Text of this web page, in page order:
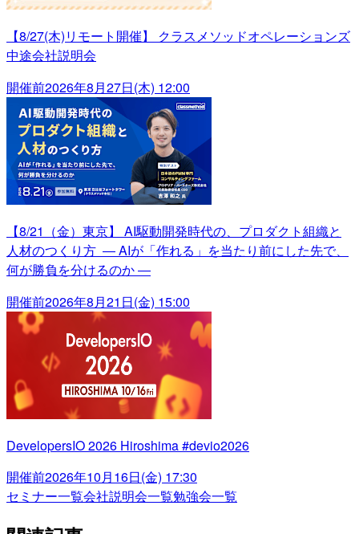
【8/27(木)リモート開催】 クラスメソッドオペレーションズ
中途会社説明会
開催前2026年8月27日(木) 12:00
【8/21（金）東京】 AI駆動開発時代の、プロダクト組織と
人材のつくり方 ― AIが「作れる」を当たり前にした先で、
何が勝負を分けるのか ―
開催前2026年8月21日(金) 15:00
DevelopersIO 2026 Hiroshima #devio2026
開催前2026年10月16日(金) 17:30
セミナー一覧会社説明会一覧勉強会一覧